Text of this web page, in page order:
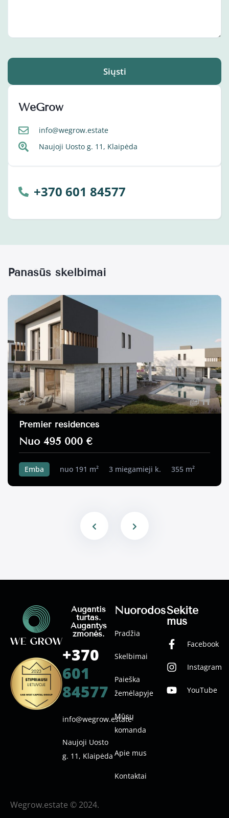
Siųsti
WeGrow
info@wegrow.estate
Naujoji Uosto g. 11, Klaipėda
+370 601 84577
Panašūs skelbimai
11
Premier residences
Nuo 495 000 €
Emba nuo 191 m² 3 miegamieji k. 355 m²
Nuorodos
Pradžia
Skelbimai
Paieška
žemėlapyje
Mūsų
komanda
Apie mus
Kontaktai
Sekite
mus
Facebook
Instagram
YouTube
Augantis
turtas.
Augantys
žmonės.
+370
601
84577
info@wegrow.estate
Naujoji Uosto
g. 11, Klaipėda
Wegrow.estate © 2024.